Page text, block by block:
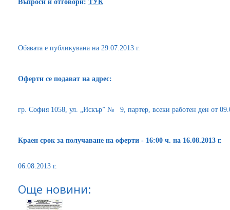
Въпроси и отговори: ТУК
Обявата е публикувана на 29.07.2013 г.
Оферти се подават на адрес:
гр. София 1058, ул. „Искър” № 9, партер, всеки работен ден от
Краен срок за получаване на оферти - 16:00 ч. на 16.08.2013 г.
06.08.2013 г.
Още новини: